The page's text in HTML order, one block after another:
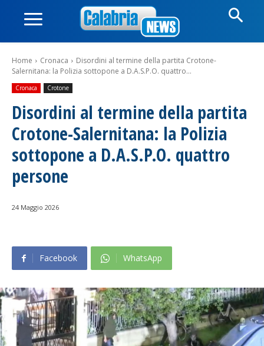
Home Cronaca
Disordini al termine della partita Crotone-
Salernitana: la Polizia sottopone a D.A.S.P.O. quattro...
Cronaca Crotone
Disordini al termine della partita
Crotone-Salernitana: la Polizia
sottopone a D.A.S.P.O. quattro
persone
24 Maggio 2026
Facebook WhatsApp